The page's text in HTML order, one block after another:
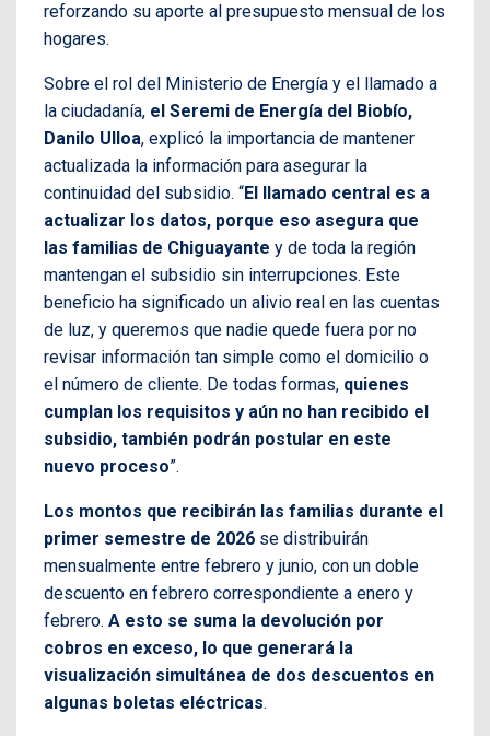
reforzando su aporte al presupuesto mensual de los
hogares.
Sobre el rol del Ministerio de Energía y el llamado a
la ciudadanía, el Seremi de Energía del Biobío,
Danilo Ulloa, explicó la importancia de mantener
actualizada la información para asegurar la
continuidad del subsidio. “El llamado central es a
actualizar los datos, porque eso asegura que
las familias de Chiguayante y de toda la región
mantengan el subsidio sin interrupciones. Este
beneficio ha significado un alivio real en las cuentas
de luz, y queremos que nadie quede fuera por no
revisar información tan simple como el domicilio o
el número de cliente. De todas formas, quienes
cumplan los requisitos y aún no han recibido el
subsidio, también podrán postular en este
nuevo proceso”.
Los montos que recibirán las familias durante el
primer semestre de 2026 se distribuirán
mensualmente entre febrero y junio, con un doble
descuento en febrero correspondiente a enero y
febrero. A esto se suma la devolución por
cobros en exceso, lo que generará la
visualización simultánea de dos descuentos en
algunas boletas eléctricas.